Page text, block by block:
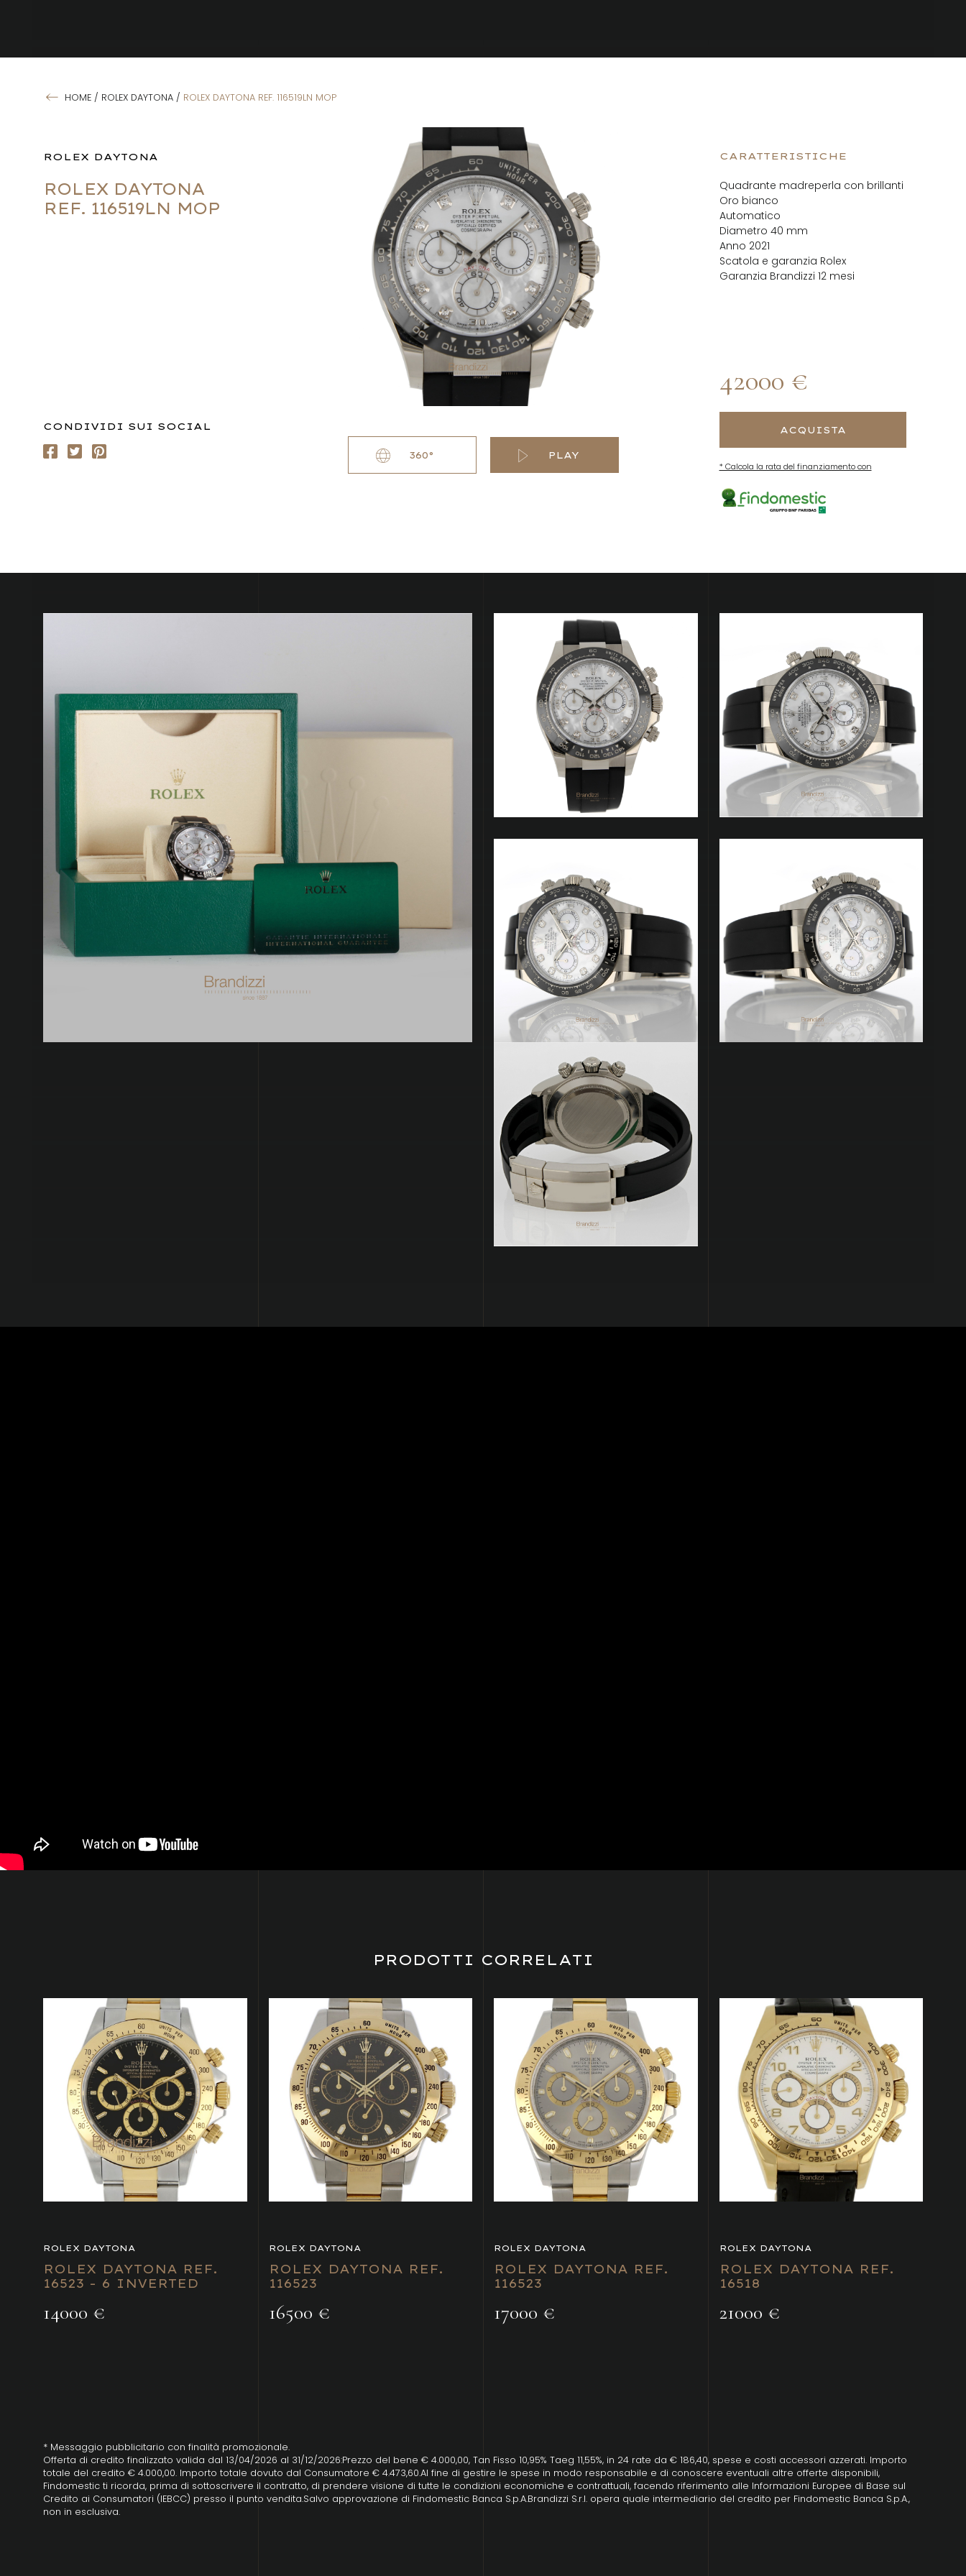
HOME / ROLEX DAYTONA / ROLEX DAYTONA REF. 116519LN MOP
ROLEX DAYTONA
ROLEX DAYTONA
REF. 116519LN MOP
CONDIVIDI SUI SOCIAL
360° PLAY
CARATTERISTICHE
Quadrante madreperla con brillanti
Oro bianco
Automatico
Diametro 40 mm
Anno 2021
Scatola e garanzia Rolex
Garanzia Brandizzi 12 mesi
42000 €
ACQUISTA
* Calcola la rata del finanziamento con
PRODOTTI CORRELATI
ROLEX DAYTONA
ROLEX DAYTONA REF.
16523 - 6 INVERTED
14000 €
ROLEX DAYTONA
ROLEX DAYTONA REF.
116523
16500 €
ROLEX DAYTONA
ROLEX DAYTONA REF.
116523
17000 €
ROLEX DAYTONA
ROLEX DAYTONA REF.
16518
21000 €
* Messaggio pubblicitario con finalità promozionale.
Offerta di credito finalizzato valida dal 13/04/2026 al 31/12/2026:Prezzo del bene € 4.000,00, Tan Fisso 10,95% Taeg 11,55%, in 24 rate da € 186,40, spese e costi accessori azzerati. Importo
totale del credito € 4.000,00. Importo totale dovuto dal Consumatore € 4.473,60.Al fine di gestire le spese in modo responsabile e di conoscere eventuali altre offerte disponibili,
Findomestic ti ricorda, prima di sottoscrivere il contratto, di prendere visione di tutte le condizioni economiche e contrattuali, facendo riferimento alle Informazioni Europee di Base sul
Credito ai Consumatori (IEBCC) presso il punto vendita.Salvo approvazione di Findomestic Banca S.p.A.Brandizzi S.r.l. opera quale intermediario del credito per Findomestic Banca S.p.A.,
non in esclusiva.